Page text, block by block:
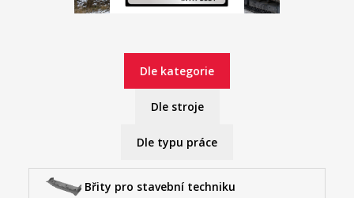
Dle kategorie
Dle stroje
Dle typu práce
Břity pro stavební techniku